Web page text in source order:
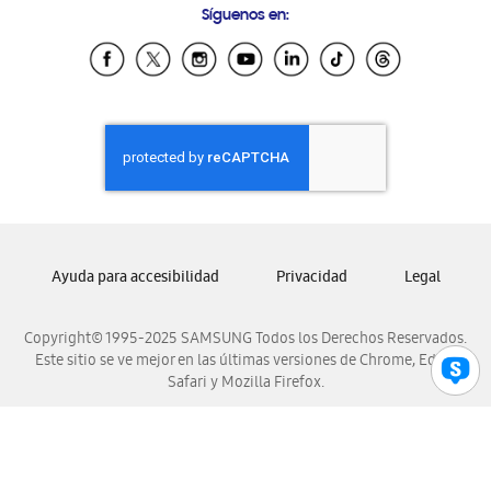
Samsung Ecuador
Samsung El Salvador
Samsung Honduras
Samsung Nicaragua
Samsung Panamá
Samsung Venezuela
Síguenos en:
Copyright© 1995-2025 SAMSUNG Todos los Derechos Reservados.
Este sitio se ve mejor en las últimas versiones de Chrome, Edge,
Safari y Mozilla Firefox.
Ayuda para accesibilidad Privacidad Legal